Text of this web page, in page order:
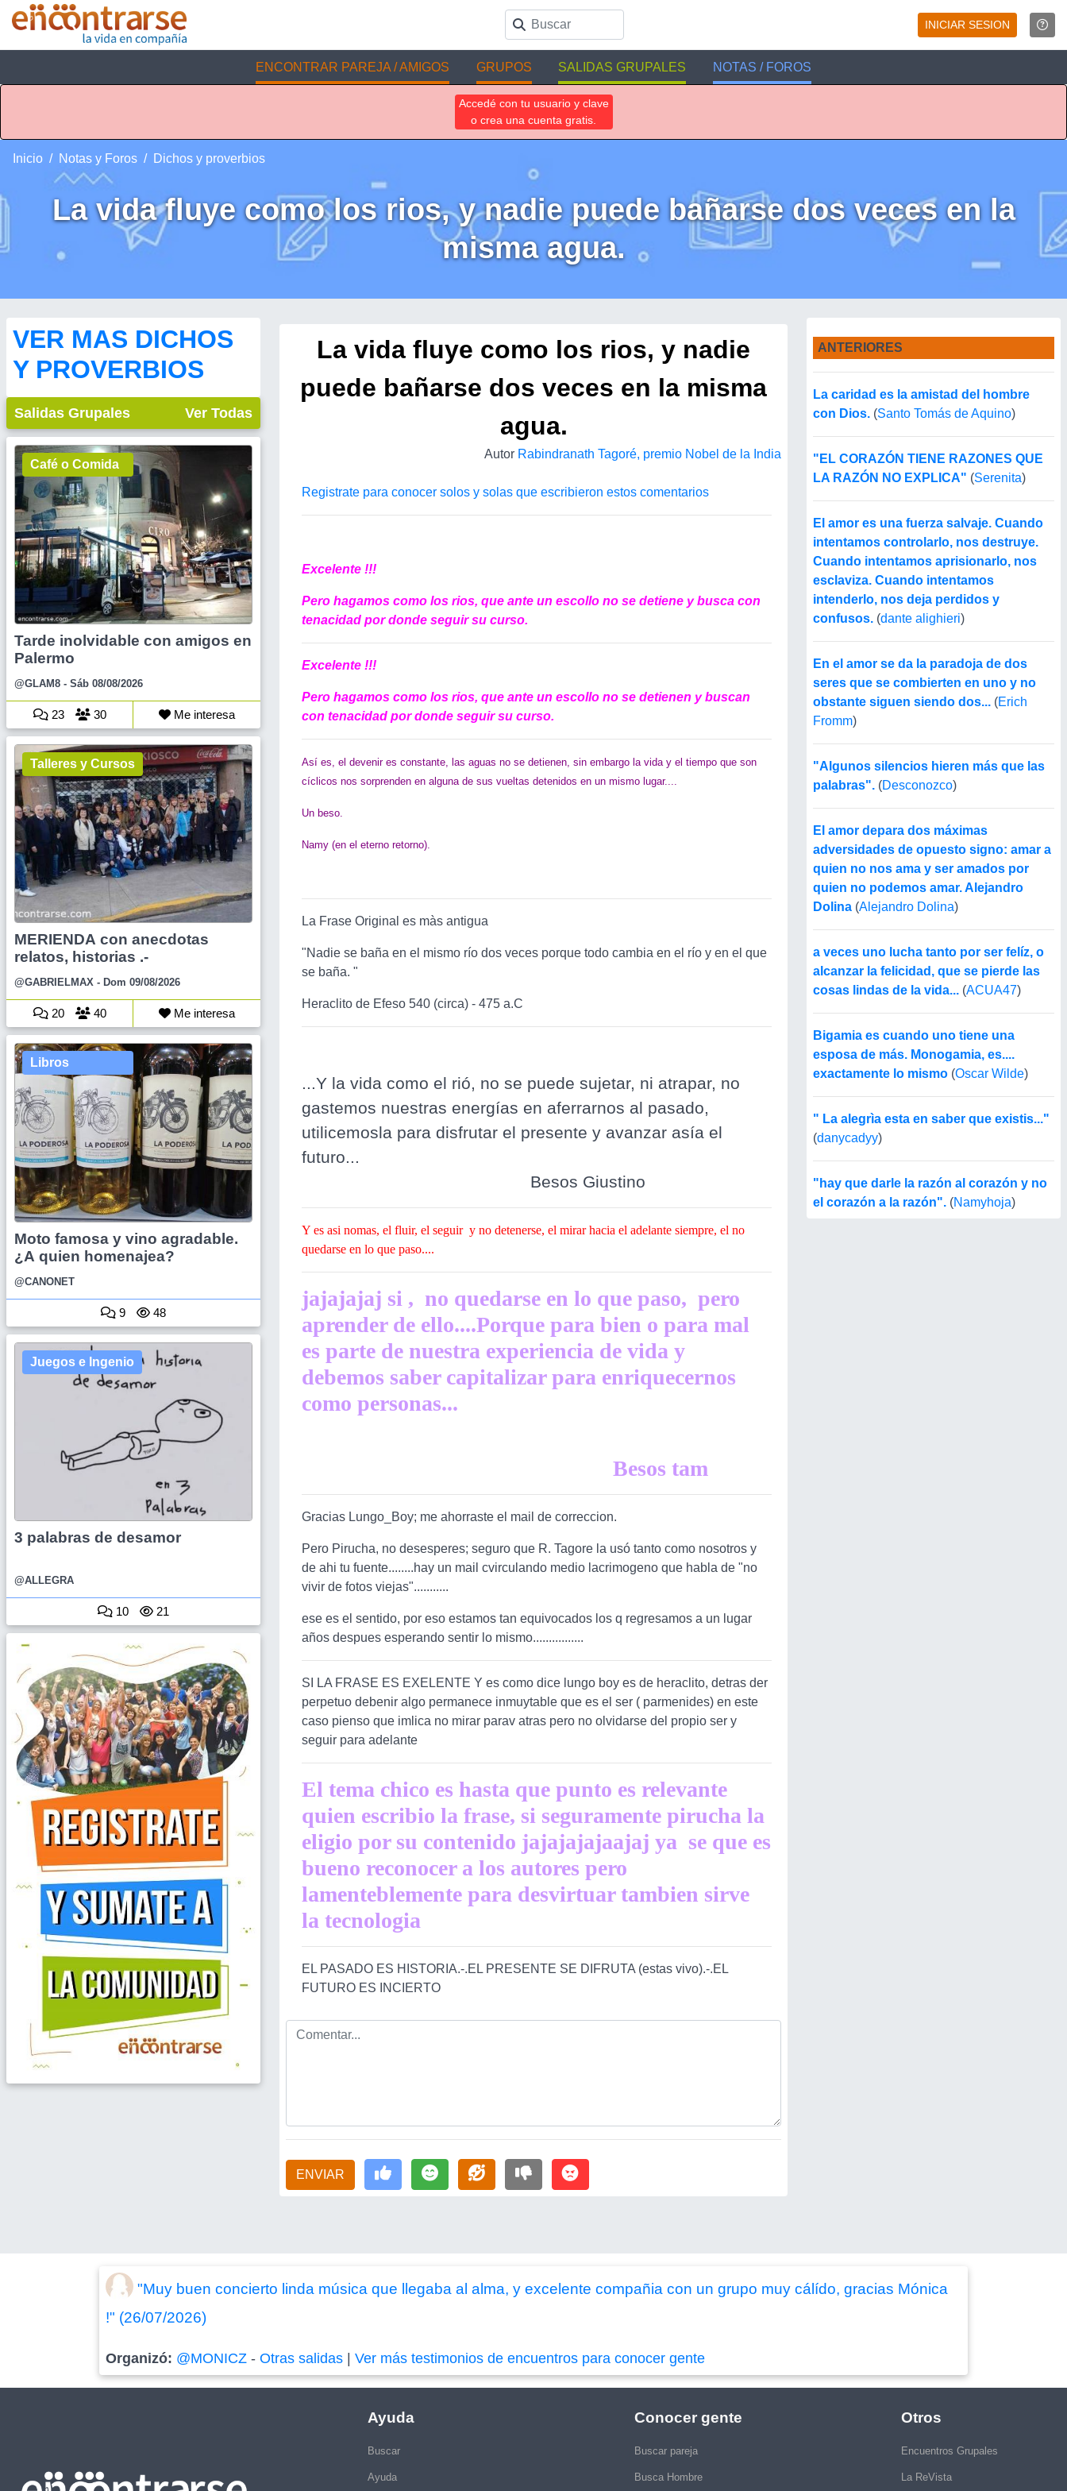
INICIAR SESION
ENCONTRAR PAREJA / AMIGOS GRUPOS SALIDAS GRUPALES NOTAS / FOROS
Accedé con tu usuario y clave
o crea una cuenta gratis.
Inicio Notas y Foros Dichos y proverbios
La vida fluye como los rios, y nadie puede bañarse dos veces en la
misma agua.
VER MAS DICHOS
Y PROVERBIOS
Salidas Grupales Ver Todas
Café o Comida
Tarde inolvidable con amigos en
Palermo
@GLAM8 - Sáb 08/08/2026
23 30 Me interesa
Talleres y Cursos
MERIENDA con anecdotas
relatos, historias .-
@GABRIELMAX - Dom 09/08/2026
20 40 Me interesa
Libros
Moto famosa y vino agradable.
¿A quien homenajea?
@CANONET
9 48
Juegos e Ingenio
3 palabras de desamor
@ALLEGRA
10 21
La vida fluye como los rios, y nadie
puede bañarse dos veces en la misma
agua.
Autor Rabindranath Tagoré, premio Nobel de la India
Registrate para conocer solos y solas que escribieron estos comentarios
Excelente !!!
Pero hagamos como los rios, que ante un escollo no se detiene y busca con
tenacidad por donde seguir su curso.
Excelente !!!
Pero hagamos como los rios, que ante un escollo no se detienen y buscan
con tenacidad por donde seguir su curso.
Así es, el devenir es constante, las aguas no se detienen, sin embargo la vida y el tiempo que son
cíclicos nos sorprenden en alguna de sus vueltas detenidos en un mismo lugar....
Un beso.
Namy (en el eterno retorno).
La Frase Original es màs antigua
"Nadie se baña en el mismo río dos veces porque todo cambia en el río y en el que
se baña. "
Heraclito de Efeso 540 (circa) - 475 a.C
...Y la vida como el rió, no se puede sujetar, ni atrapar, no
gastemos nuestras energías en aferrarnos al pasado,
utilicemosla para disfrutar el presente y avanzar asía el
futuro...
Besos Giustino
Y es asi nomas, el fluir, el seguir y no detenerse, el mirar hacia el adelante siempre, el no
quedarse en lo que paso....
jajajajaj si , no quedarse en lo que paso, pero
aprender de ello....Porque para bien o para mal
es parte de nuestra experiencia de vida y
debemos saber capitalizar para enriquecernos
como personas...
Besos tam
Gracias Lungo_Boy; me ahorraste el mail de correccion.
Pero Pirucha, no desesperes; seguro que R. Tagore la usó tanto como nosotros y
de ahi tu fuente........hay un mail cvirculando medio lacrimogeno que habla de "no
vivir de fotos viejas"...........
ese es el sentido, por eso estamos tan equivocados los q regresamos a un lugar
años despues esperando sentir lo mismo................
SI LA FRASE ES EXELENTE Y es como dice lungo boy es de heraclito, detras der
perpetuo debenir algo permanece inmuytable que es el ser ( parmenides) en este
caso pienso que imlica no mirar parav atras pero no olvidarse del propio ser y
seguir para adelante
El tema chico es hasta que punto es relevante
quien escribio la frase, si seguramente pirucha la
eligio por su contenido jajajajajaajaj ya se que es
bueno reconocer a los autores pero
lamenteblemente para desvirtuar tambien sirve
la tecnologia
EL PASADO ES HISTORIA.-.EL PRESENTE SE DIFRUTA (estas vivo).-.EL
FUTURO ES INCIERTO
ENVIAR
ANTERIORES
La caridad es la amistad del hombre
con Dios. (Santo Tomás de Aquino)
"EL CORAZÓN TIENE RAZONES QUE
LA RAZÓN NO EXPLICA" (Serenita)
El amor es una fuerza salvaje. Cuando
intentamos controlarlo, nos destruye.
Cuando intentamos aprisionarlo, nos
esclaviza. Cuando intentamos
intenderlo, nos deja perdidos y
confusos. (dante alighieri)
En el amor se da la paradoja de dos
seres que se combierten en uno y no
obstante siguen siendo dos... (Erich
Fromm)
"Algunos silencios hieren más que las
palabras". (Desconozco)
El amor depara dos máximas
adversidades de opuesto signo: amar a
quien no nos ama y ser amados por
quien no podemos amar. Alejandro
Dolina (Alejandro Dolina)
a veces uno lucha tanto por ser felíz, o
alcanzar la felicidad, que se pierde las
cosas lindas de la vida... (ACUA47)
Bigamia es cuando uno tiene una
esposa de más. Monogamia, es....
exactamente lo mismo (Oscar Wilde)
" La alegrìa esta en saber que existis..."
(danycadyy)
"hay que darle la razón al corazón y no
el corazón a la razón". (Namyhoja)
"Muy buen concierto linda música que llegaba al alma, y excelente compañia con un grupo muy cálído, gracias Mónica
!" (26/07/2026)
Organizó: @MONICZ -Otras salidas |Ver más testimonios de encuentros para conocer gente
Ayuda
Buscar
Ayuda
Conocer gente
Buscar pareja
Busca Hombre
Otros
Encuentros Grupales
La ReVista